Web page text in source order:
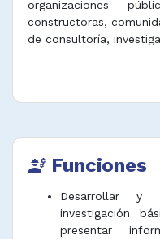
organizaciones
constructoras,
de consultoría,
engineering Funciones
Desarrollar y
investigación
presentar